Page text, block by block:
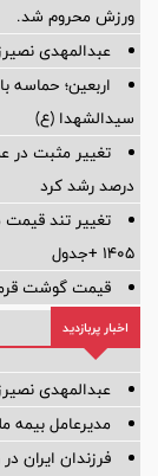
ورزش محروم شد.
عبدالمهدی
اربعین؛ حماسه
سیدالشهدا (ع)
درصد رشد کرد
۱۴۰۵ +جدول
قیمت گوشت قرمز امروز
اخبار پربازدید
عبدالمهدی
مدیرعامل بیمه
فرزندان ایران